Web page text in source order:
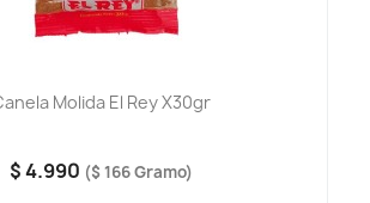
Molida El Rey X30gr
$ 4.990 ($ 166 Gramo)